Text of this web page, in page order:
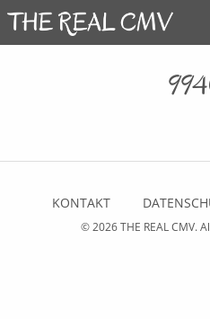
KONTAKT
© 2026THE REAL CMV.